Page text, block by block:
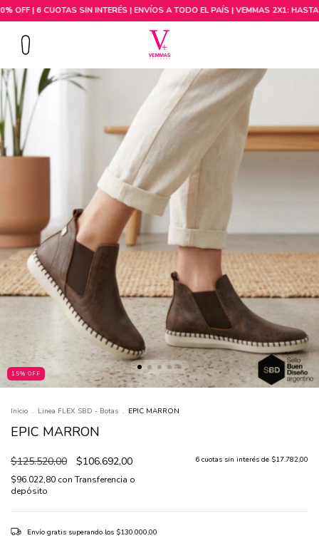
Comprar por talle
15% OFF
Inicio . Linea FLEX SBD - Botas . EPIC MARRON
EPIC MARRON
$125.520,00 $106.692,00
$96.022,80 con Transferencia o
depósito
6 cuotas sin interés de $17.782,00
Envío gratis superando los $130.000,00